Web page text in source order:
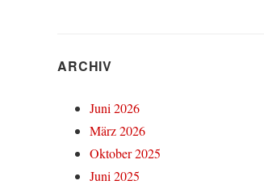
ARCHIV
Juni 2026
März 2026
Oktober 2025
Juni 2025